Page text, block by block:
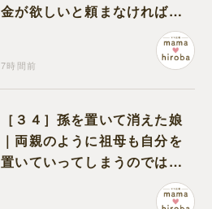
金が欲しいと頼まなければな
7時間前
［３４］孫を置いて消えた娘
｜両親のように祖母も自分を
置いていってしまうのでは？
と怯えて泣く孫に心が痛む